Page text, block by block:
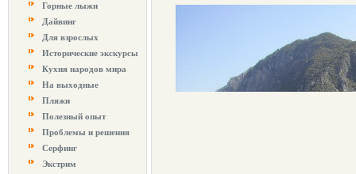
Горные лыжи
Дайвинг
Для взрослых
Исторические экскурсы
Кухня народов мира
На выходные
Пляжи
Полезный опыт
Проблемы и решения
Серфинг
Экстрим